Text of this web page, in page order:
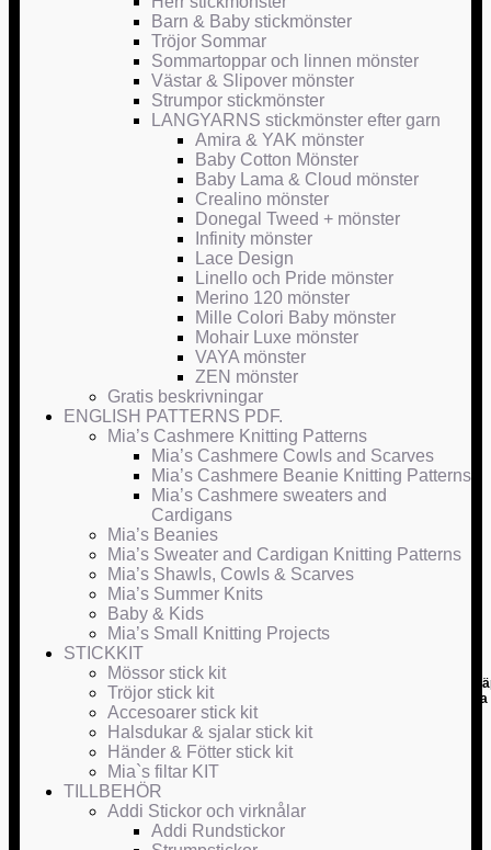
Barn & Baby stickmönster
Tröjor Sommar
Sommartoppar och linnen mönster
Västar & Slipover mönster
Strumpor stickmönster
LANGYARNS stickmönster efter garn
Amira & YAK mönster
Baby Cotton Mönster
Baby Lama & Cloud mönster
Crealino mönster
Donegal Tweed + mönster
Infinity mönster
Lace Design
Linello och Pride mönster
Merino 120 mönster
Mille Colori Baby mönster
Mohair Luxe mönster
VAYA mönster
ZEN mönster
Gratis beskrivningar
ENGLISH PATTERNS PDF.
Mia’s Cashmere Knitting Patterns
Mia’s Cashmere Cowls and Scarves
Mia’s Cashmere Beanie Knitting Patterns
Mia’s Cashmere sweaters and
Cardigans
Mia’s Beanies
Mia’s Sweater and Cardigan Knitting Patterns
Mia’s Shawls, Cowls & Scarves
Mia’s Summer Knits
Baby & Kids
Mia’s Small Knitting Projects
STICKKIT
Mössor stick kit
Tröjor stick kit
Accesoarer stick kit
Halsdukar & sjalar stick kit
Händer & Fötter stick kit
Mia`s filtar KIT
TILLBEHÖR
Addi Stickor och virknålar
Addi Rundstickor
Kolla din
kan